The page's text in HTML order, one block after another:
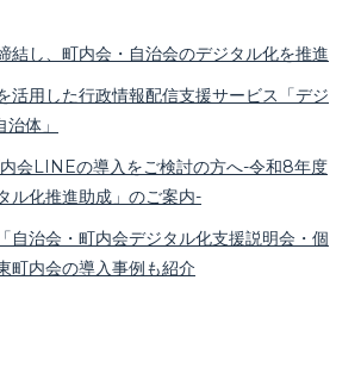
結し、町内会・自治会のデジタル化を推進
活用した行政情報配信支援サービス「デジ
体」
会LINEの導入をご検討の方へ-令和8年度
ル化推進助成」のご案内-
自治会・町内会デジタル化支援説明会・個
町内会の導入事例も紹介